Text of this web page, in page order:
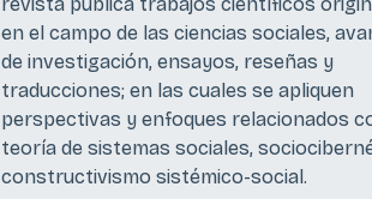
en el campo de las ciencias sociales,
de investigación, ensayos, reseñas y
traducciones; en las cuales se apliquen
perspectivas y enfoques relacionados
teoría de sistemas sociales,
constructivismo sistémico-social.